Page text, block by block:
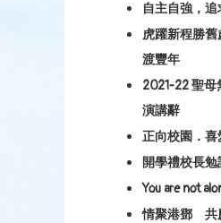
自主自強，追
虎躍新程勝
渡豐年
2021-22 聖母
演講辭
正向校園．喜
開學禮校長
You are not
情聚港鄧 共